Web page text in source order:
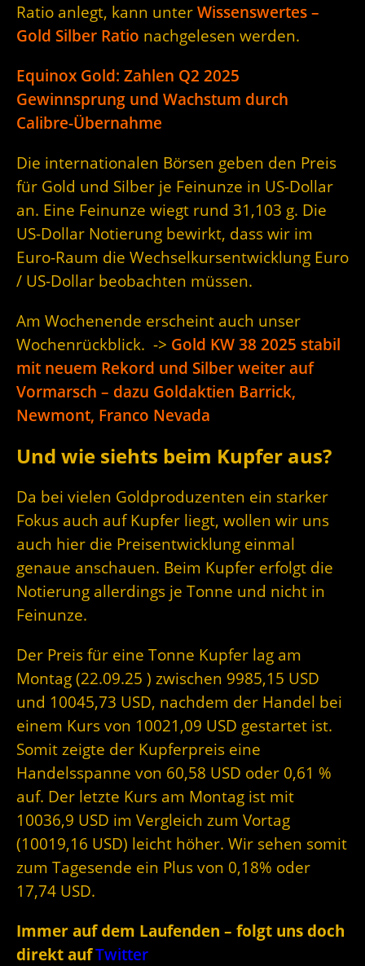
Ratio anlegt, kann unter Wissenswertes –
Gold Silber Ratio nachgelesen werden.
Equinox Gold: Zahlen Q2 2025
Gewinnsprung und Wachstum durch
Calibre-Übernahme
Die internationalen Börsen geben den Preis
für Gold und Silber je Feinunze in US-Dollar
an. Eine Feinunze wiegt rund 31,103 g. Die
US-Dollar Notierung bewirkt, dass wir im
Euro-Raum die Wechselkursentwicklung Euro
/ US-Dollar beobachten müssen.
Am Wochenende erscheint auch unser
Wochenrückblick. -> Gold KW 38 2025 stabil
mit neuem Rekord und Silber weiter auf
Vormarsch – dazu Goldaktien Barrick,
Newmont, Franco Nevada
Und wie siehts beim Kupfer aus?
Da bei vielen Goldproduzenten ein starker
Fokus auch auf Kupfer liegt, wollen wir uns
auch hier die Preisentwicklung einmal
genaue anschauen. Beim Kupfer erfolgt die
Notierung allerdings je Tonne und nicht in
Feinunze.
Der Preis für eine Tonne Kupfer lag am
Montag (22.09.25 ) zwischen 9985,15 USD
und 10045,73 USD, nachdem der Handel bei
einem Kurs von 10021,09 USD gestartet ist.
Somit zeigte der Kupferpreis eine
Handelsspanne von 60,58 USD oder 0,61 %
auf. Der letzte Kurs am Montag ist mit
10036,9 USD im Vergleich zum Vortag
(10019,16 USD) leicht höher. Wir sehen somit
zum Tagesende ein Plus von 0,18% oder
17,74 USD.
Immer auf dem Laufenden – folgt uns doch
direkt aufTwitter